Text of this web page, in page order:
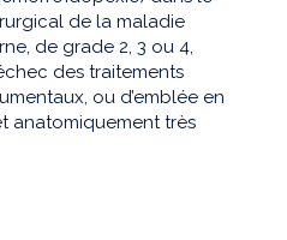
de la maladie
de grade 2, 3 ou 4,
des traitements
ou d’emblée en
anatomiquement très